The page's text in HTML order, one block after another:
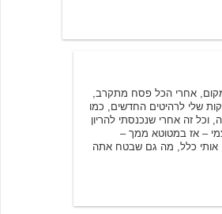
אחרי הכל פסח מתקרב,
שלי לרהיטים החדשים, כמו
וכל זה אחרי שנכנסתי להריון
– אז במטוטא ממך –
אותי כלל, מה גם שבטח אתה